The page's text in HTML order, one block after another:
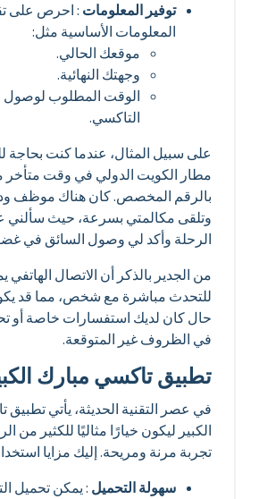
توفير المعلومات: احرص على
المعلومات الأساسية مثل:
موقعك الحالي.
وجهتك النهائية.
الوقت المطلوب لوصول
التاكسي.
على سبيل المثال، عندما كنت بحاجة
مطار الكويت الدولي في وقت متأخر
بالرقم المخصص. كان هناك موظف
وتلقى مكالمتي بسرعة، حيث سألني
الرحلة وأكد لي وصول السائق في
من الجدير بالذكر أن الاتصال
للتحدث مباشرة مع شخص، مما قد
حال كان لديك استفسارات خاصة أو
في الظروف غير المتوقعة.
تطبيق تاكسي مبارك
في عصر التقنية الحديثة، يأتي تطبيق
الكبير ليكون خيارًا مثاليًا للكثير من
تجربة مرنة ومريحة. إليك مزايا
سهولة التحميل: يمكن تحميل